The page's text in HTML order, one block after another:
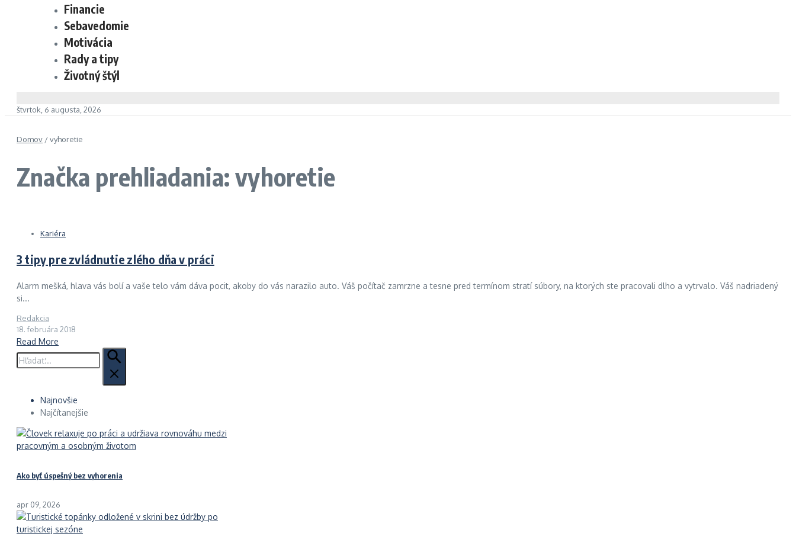
Financie
Sebavedomie
Motivácia
Rady a tipy
Životný štýl
štvrtok, 6 augusta, 2026
Domov /vyhoretie
Značka prehliadania: vyhoretie
Kariéra
3 tipy pre zvládnutie zlého dňa v práci
Alarm mešká, hlava vás bolí a vaše telo vám dáva pocit, akoby do vás narazilo auto. Váš počítač zamrzne a tesne pred termínom stratí súbory, na ktorých ste pracovali dlho a vytrvalo. Váš nadriadený
si...
Redakcia
18. februára 2018
Read More
Hľadať:
Najnovšie
Najčítanejšie
Ako byť úspešný bez vyhorenia
apr 09, 2026